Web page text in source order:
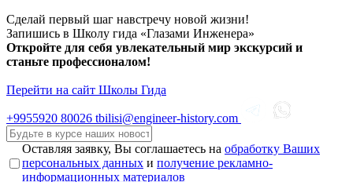
Сделай первый шаг навстречу новой жизни!
Запишись в Школу гида «Глазами Инженера»
Откройте для себя увлекательный мир экскурсий и
станьте профессионалом!
Перейти на сайт Школы Гида
+9955920 80026 tbilisi@engineer-history.com
Оставляя заявку, Вы соглашаетесь на обработку Ваших
персональных данных и получение рекламно-
информационных материалов